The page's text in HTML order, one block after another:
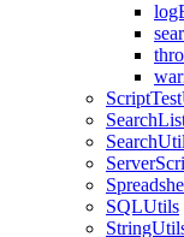
SQLUtils